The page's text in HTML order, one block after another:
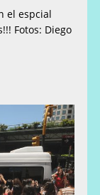
el espcial
Fotos: Diego